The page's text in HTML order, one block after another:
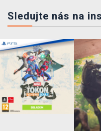
Sledujte nás na